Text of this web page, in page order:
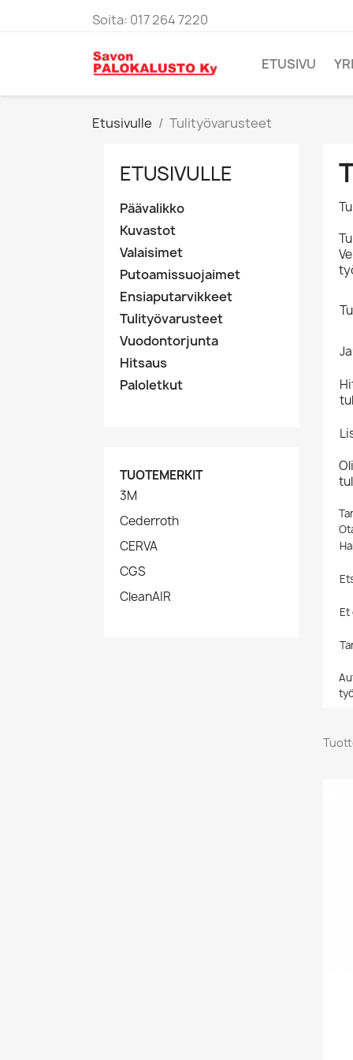
Soita: 017 264 7220
ETUSIVU
Etusivulle Tulityövarusteet
ETUSIVULLE
Päävalikko
Kuvastot
Valaisimet
Putoamissuojaimet
Ensiaputarvikkeet
Tulityövarusteet
Vuodontorjunta
Hitsaus
Paloletkut
TUOTEMERKIT
3M
Cederroth
CERVA
CGS
CleanAIR
Et